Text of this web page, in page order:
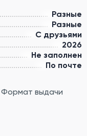
Разные
Разные
С друзьями
2026
Не заполнен
По почте
Формат выдачи